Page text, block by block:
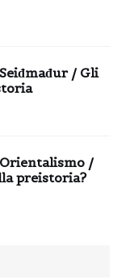
/ Gli
/
preistoria?